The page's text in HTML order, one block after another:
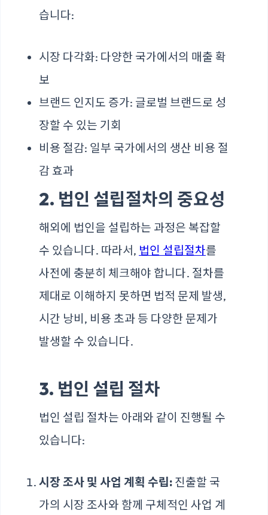
습니다:
시장 다각화: 다양한 국가에서의 매출 확
보
브랜드 인지도 증가: 글로벌 브랜드로 성
장할 수 있는 기회
비용 절감: 일부 국가에서의 생산 비용 절
감 효과
2. 법인 설립절차의 중요성
해외에 법인을 설립하는 과정은 복잡할
수 있습니다. 따라서, 법인 설립절차를
사전에 충분히 체크해야 합니다. 절차를
제대로 이해하지 못하면 법적 문제 발생,
시간 낭비, 비용 초과 등 다양한 문제가
발생할 수 있습니다.
3. 법인 설립 절차
법인 설립 절차는 아래와 같이 진행될 수
있습니다:
시장 조사 및 사업 계획 수립: 진출할 국
가의 시장 조사와 함께 구체적인 사업 계